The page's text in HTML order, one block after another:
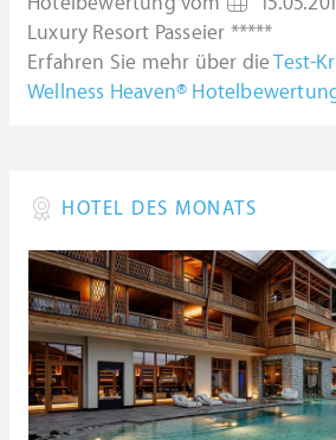
Luxury Resort Passeier *****
Erfahren Sie mehr über dieTest-
Wellness Heaven®
HOTEL DES MONATS